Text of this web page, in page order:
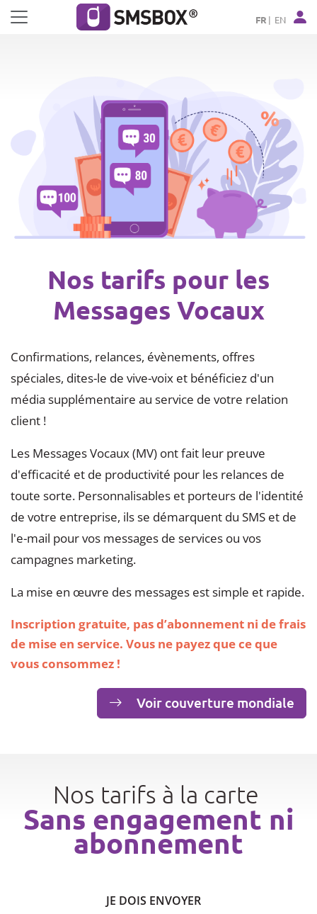
Panneau de gestion des cookies
FR EN
Nos tarifs pour les
Messages Vocaux
Confirmations, relances, évènements, offres
spéciales, dites-le de vive-voix et bénéficiez d'un
média supplémentaire au service de votre relation
client !
Les Messages Vocaux (MV) ont fait leur preuve
d'efficacité et de productivité pour les relances de
toute sorte. Personnalisables et porteurs de l'identité
de votre entreprise, ils se démarquent du SMS et de
l'e-mail pour vos messages de services ou vos
campagnes marketing.
La mise en œuvre des messages est simple et rapide.
Inscription gratuite, pas d’abonnement ni de frais
de mise en service. Vous ne payez que ce que
vous consommez !
Voir couverture mondiale
Nos tarifs à la carte
Sans engagement ni
abonnement
JE DOIS ENVOYER